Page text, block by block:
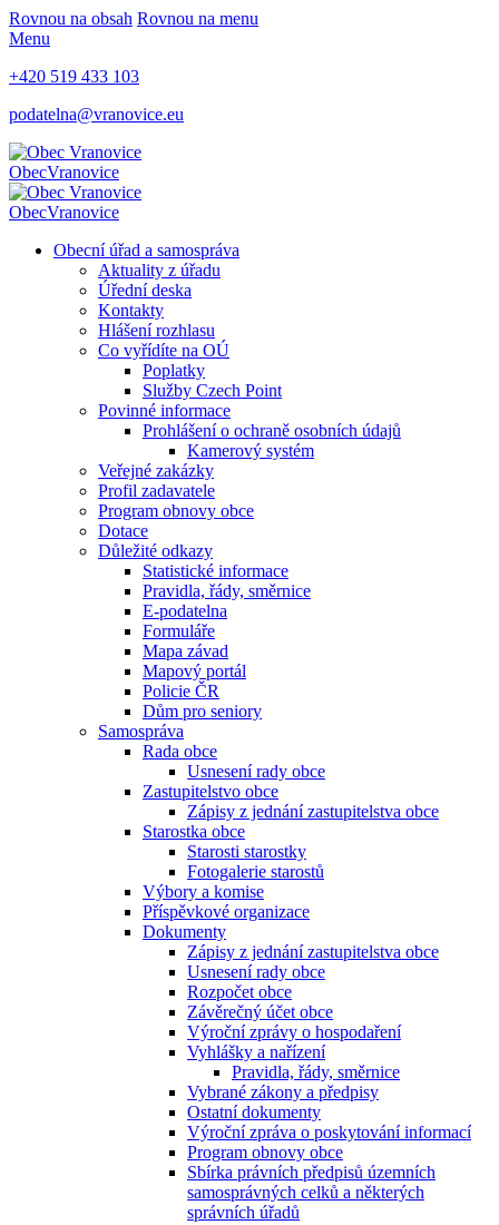
Rovnou na obsah Rovnou na menu
Menu
+420 519 433 103
podatelna@vranovice.eu
ObecVranovice
ObecVranovice
Obecní úřad a samospráva
Aktuality z úřadu
Úřední deska
Kontakty
Hlášení rozhlasu
Co vyřídíte na OÚ
Poplatky
Služby Czech Point
Povinné informace
Prohlášení o ochraně osobních údajů
Kamerový systém
Veřejné zakázky
Profil zadavatele
Program obnovy obce
Dotace
Důležité odkazy
Statistické informace
Pravidla, řády, směrnice
E-podatelna
Formuláře
Mapa závad
Mapový portál
Policie ČR
Dům pro seniory
Samospráva
Rada obce
Usnesení rady obce
Zastupitelstvo obce
Zápisy z jednání zastupitelstva obce
Starostka obce
Starosti starostky
Fotogalerie starostů
Výbory a komise
Příspěvkové organizace
Dokumenty
Zápisy z jednání zastupitelstva obce
Usnesení rady obce
Rozpočet obce
Závěrečný účet obce
Výroční zprávy o hospodaření
Vyhlášky a nařízení
Pravidla, řády, směrnice
Vybrané zákony a předpisy
Ostatní dokumenty
Výroční zpráva o poskytování informací
Program obnovy obce
Sbírka právních předpisů územních
samosprávných celků a některých
správních úřadů